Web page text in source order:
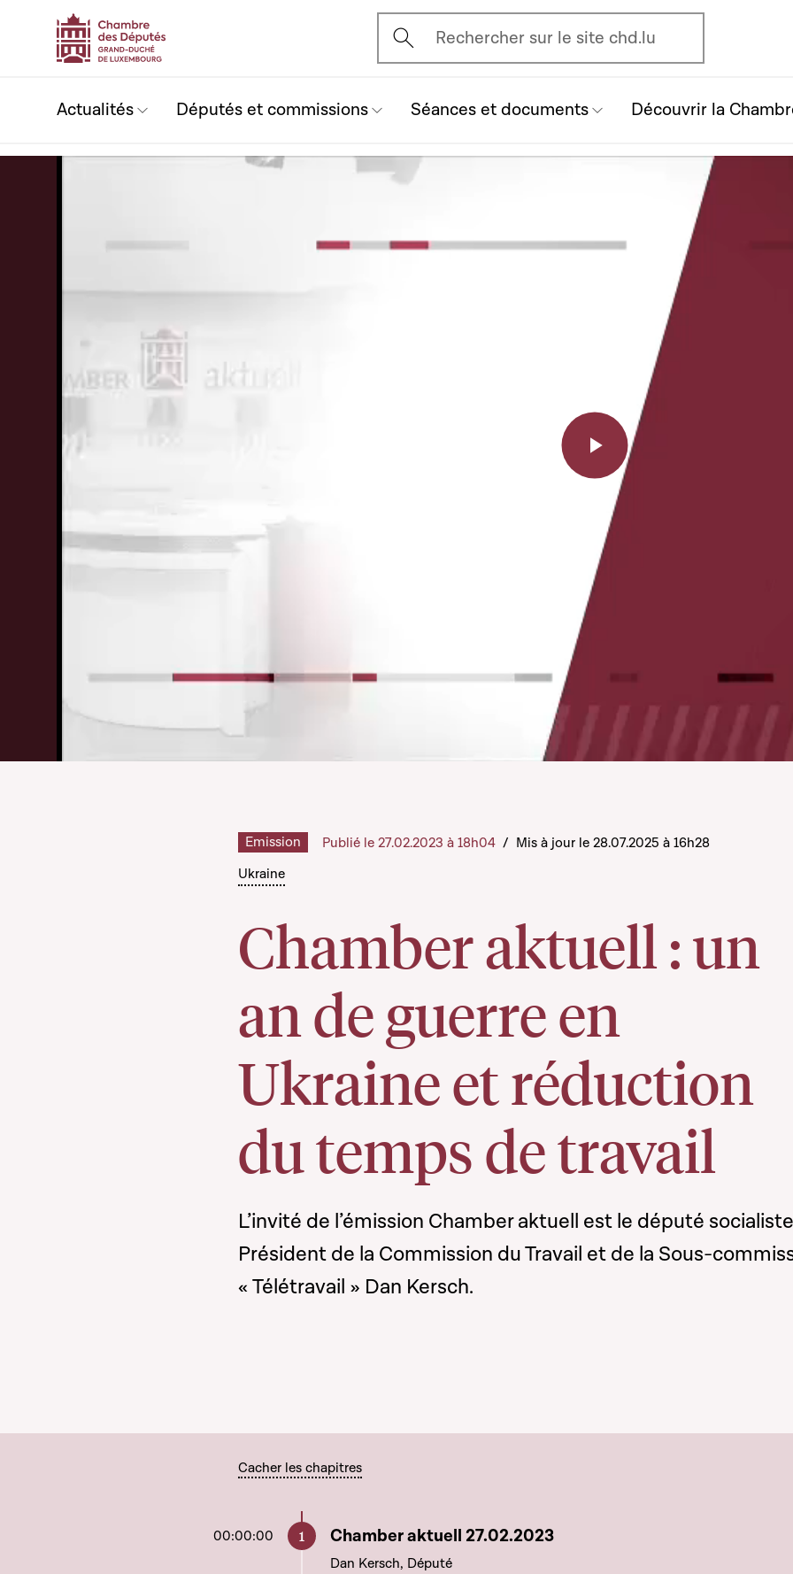
Ouvrir l'écran de recherche
Rechercher sur le site chd.lu
Actualités Députés et commissions Séances et documents Découvrir la
Play
Video
Ukraine
Chamber aktuell : un
an de guerre en
Ukraine et réduction
du temps de travail
Emission Publié le 27.02.2023 à 18h04 / Mis à jour le 28.07.2025 à 16h28
L’invité de l’émission Chamber aktuell est le député
Président de la Commission du Travail et de la Sous-
« Télétravail » Dan Kersch.
Cacher les chapitres
00:00:00 Aller à ce chapitre
Chamber aktuell 27.02.2023
Dan Kersch, Député